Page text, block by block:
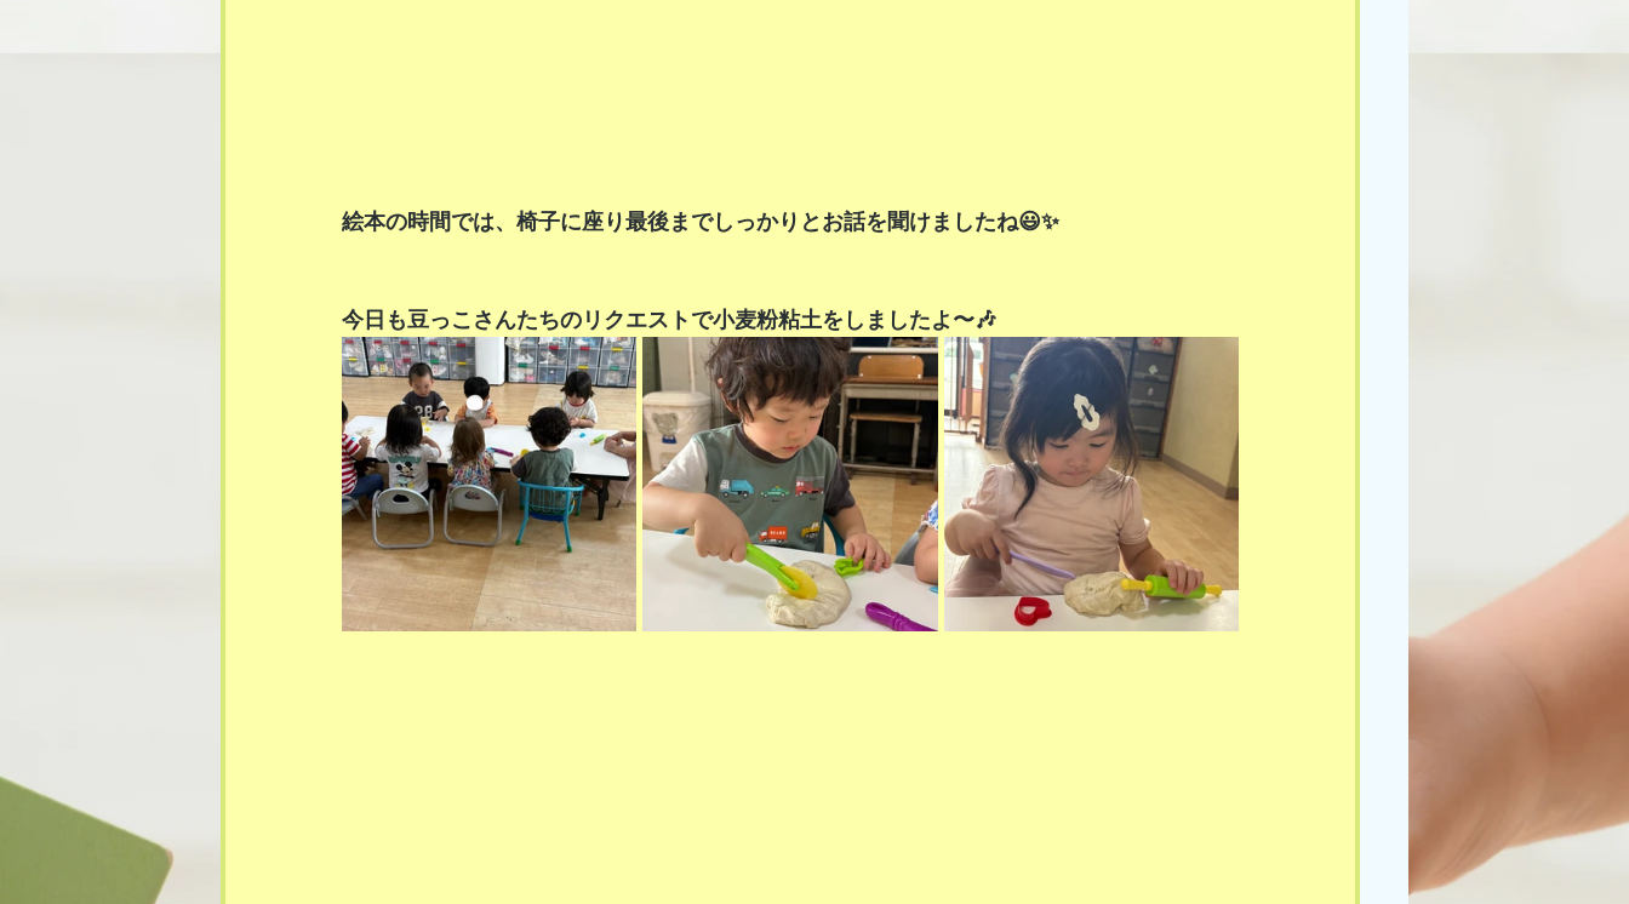
絵本の時間では、椅子に座り最後までしっかりとお話を聞けましたね😃✨
今日も豆っこさんたちのリクエストで小麦粉粘土をしましたよ〜🎶